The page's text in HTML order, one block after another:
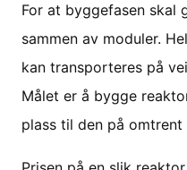
For at byggefasen skal
sammen av moduler.
kan transporteres på
Målet er å bygge
plass til den på